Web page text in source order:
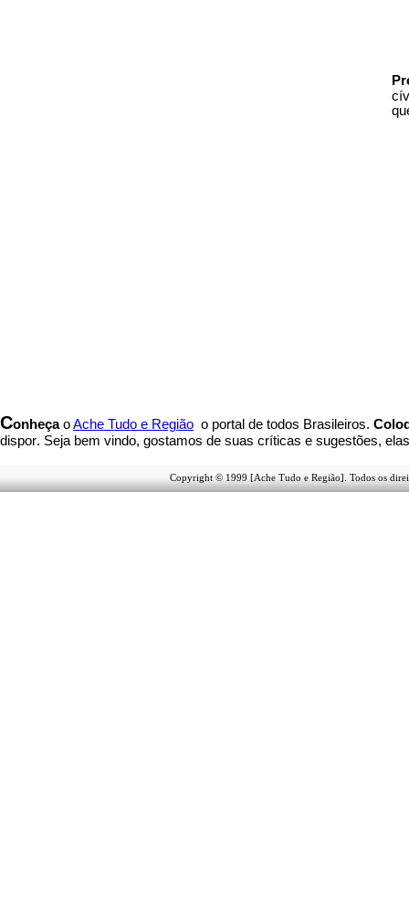
ConheçaoAche Tudo e Região o portal de todos Brasileiros.
dispor. Seja bem vindo, gostamos de suas críticas e sugestões,
Copyright © 1999 [Ache Tudo e Região]. Todos os